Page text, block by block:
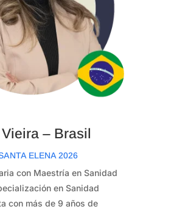
– Brasil
ELENA 2026
con Maestría en Sanidad
en Sanidad
con más de 9 años de